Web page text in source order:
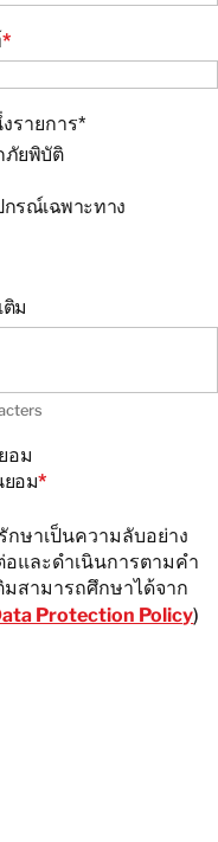
*
รายการ*
ภัยพิบัติ
รณ์เฉพาะทาง
ติม
อม
ยอม*
ษาเป็นความลับอย่าง
อและดำเนินการตามคำ
มสามารถศึกษาได้จาก
Protection Policy)